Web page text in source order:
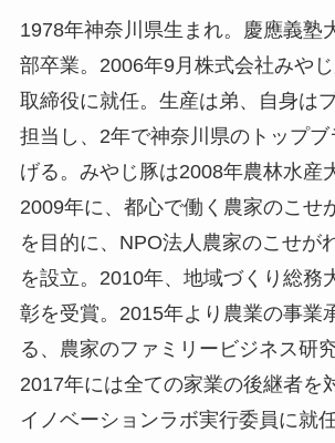
1978年神奈川県生まれ。慶應義塾
部卒業。2006年9月株式会社みや
取締役に就任。生産は弟、自身は
担当し、2年で神奈川県のトップブ
げる。みやじ豚は2008年農林水産
2009年に、都心で働く農家のこせ
を目的に、NPO法人農家のこせが
を設立。2010年、地域づくり総務
彰を受賞。2015年より農業の事業
る、農家のファミリービジネス研
2017年には全ての家業の後継者を
イノベーションラボ実行委員に就